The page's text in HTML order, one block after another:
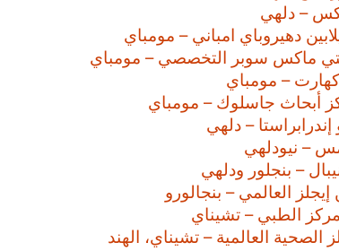
– دلهي
دهيروباي امباني – مومباي
ماكس سوبر التخصصي – مومباي
– مومباي
أبحاث جاسلوك – مومباي
– دلهي
– نيودلهي
– بنجلور ودلهي
العالمي – بنجالورو
الطبي – تشيناي
الصحية العالمية – تشيناي، الهند